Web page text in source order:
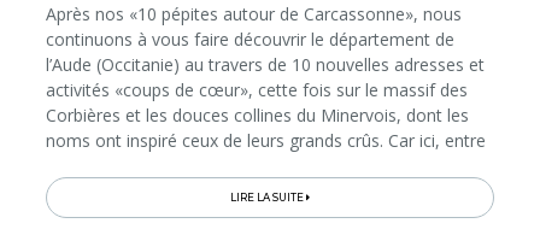
Après nos «10 pépites autour de Carcassonne», nous
continuons à vous faire découvrir le département de
l’Aude (Occitanie) au travers de 10 nouvelles adresses et
activités «coups de cœur», cette fois sur le massif des
Corbières et les douces collines du Minervois, dont les
noms ont inspiré ceux de leurs grands crûs. Car ici, entre
LIRE LA SUITE